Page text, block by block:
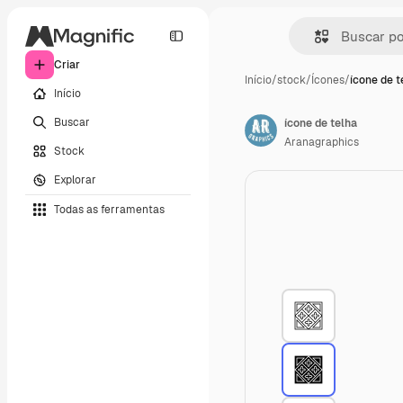
Criar
Início
Buscar
Stock
Explorar
Todas as ferramentas
Início/stock/Ícones/ícone de
ícone de telha
Aranagraphics